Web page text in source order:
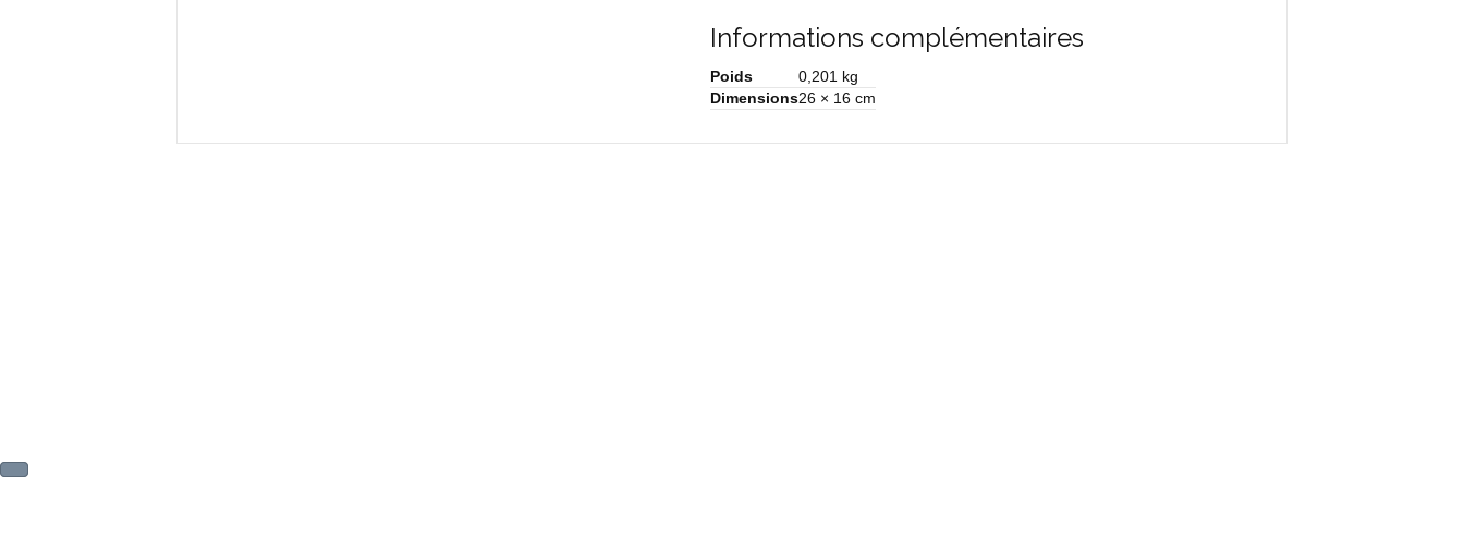
Informations complémentaires
Poids
0,201 kg
Dimensions26 × 16 cm